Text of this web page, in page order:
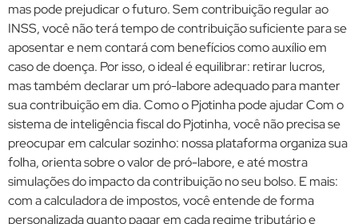
mas pode prejudicar o futuro. Sem contribuição regular ao
INSS, você não terá tempo de contribuição suficiente para se
aposentar e nem contará com benefícios como auxílio em
caso de doença. Por isso, o ideal é equilibrar: retirar lucros,
mas também declarar um pró-labore adequado para manter
sua contribuição em dia. Como o Pjotinha pode ajudar Com o
sistema de inteligência fiscal do Pjotinha, você não precisa se
preocupar em calcular sozinho: nossa plataforma organiza sua
folha, orienta sobre o valor de pró-labore, e até mostra
simulações do impacto da contribuição no seu bolso. E mais:
com a calculadora de impostos, você entende de forma
personalizada quanto pagar em cada regime tributário e